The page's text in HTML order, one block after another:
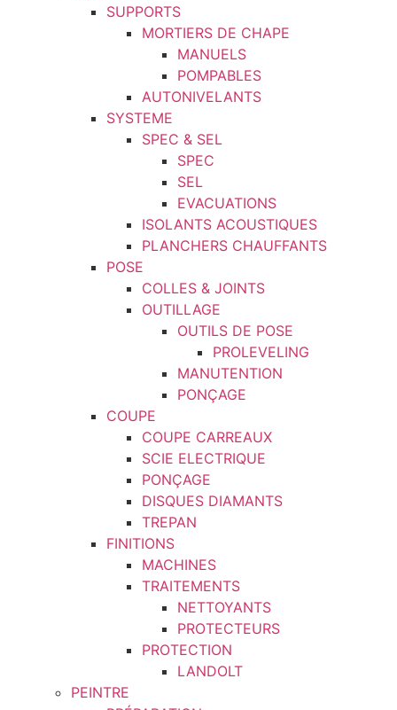
SUPPORTS
MORTIERS DE CHAPE
MANUELS
POMPABLES
AUTONIVELANTS
SYSTEME
SPEC & SEL
SPEC
SEL
EVACUATIONS
ISOLANTS ACOUSTIQUES
PLANCHERS CHAUFFANTS
POSE
COLLES & JOINTS
OUTILLAGE
OUTILS DE POSE
PROLEVELING
MANUTENTION
PONÇAGE
COUPE
COUPE CARREAUX
SCIE ELECTRIQUE
PONÇAGE
DISQUES DIAMANTS
TREPAN
FINITIONS
MACHINES
TRAITEMENTS
NETTOYANTS
PROTECTEURS
PROTECTION
LANDOLT
PEINTRE